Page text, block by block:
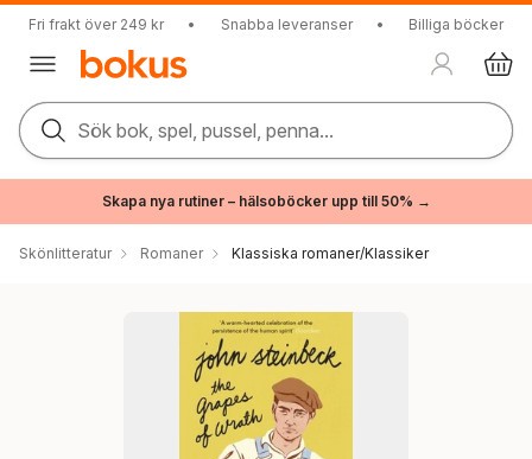
Fri frakt över 249 kr • Snabba leveranser • Billiga böcker
Sök bok, spel, pussel, penna...
Skapa nya rutiner – hälsoböcker upp till 50% →
Skönlitteratur Romaner Klassiska romaner/Klassiker